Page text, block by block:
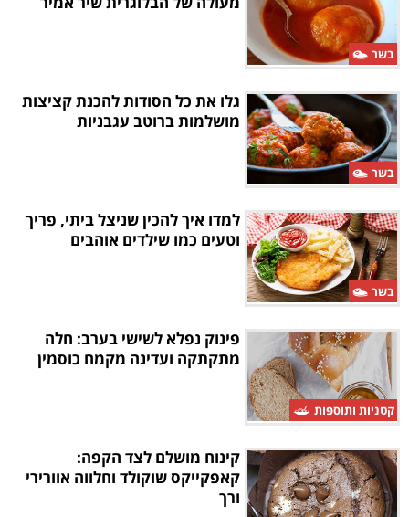
בשר
בשר
גלו את כל הסודות להכנת קציצות
מושלמות ברוטב עגבניות
בשר
למדו איך להכין שניצל ביתי, פריך
וטעים כמו שילדים אוהבים
קטניות ותוספות
פינוק נפלא לשישי בערב: חלה
מתקתקה ועדינה מקמח כוסמין
קינוח מושלם לצד הקפה:
קאפקייקס שוקולד וחלווה אוורירי
ורך